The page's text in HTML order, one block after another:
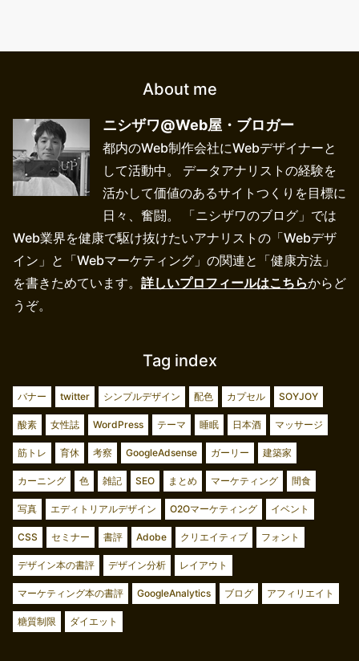
About me
ニシザワ@Web屋・ブロガー
都内のWeb制作会社にWebデザイナーと
して活動中。 データアナリストの経験を
活かして価値のあるサイトつくりを目標に
日々、奮闘。 「ニシザワのブログ」では
Web業界を健康で駆け抜けたいアナリストの「Webデザ
イン」と「Webマーケティング」の関連と「健康方法」
を書きためています。 詳しいプロフィールはこちらからど
うぞ。
Tag index
バナー twitter シンプルデザイン 配色 カプセル SOYJOY
酸素 女性誌 WordPress テーマ 睡眠 日本酒 マッサージ
筋トレ 育休 考察 GoogleAdsense ガーリー 建築家
カーニング 色 雑記 SEO まとめ マーケティング 間食
写真 エディトリアルデザイン O2Oマーケティング イベント
CSS セミナー 書評 Adobe クリエイティブ フォント
デザイン本の書評 デザイン分析 レイアウト
マーケティング本の書評 GoogleAnalytics ブログ アフィリエイト
糖質制限 ダイエット